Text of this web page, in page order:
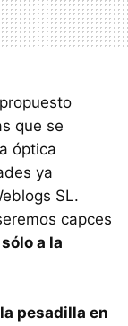
que se
óptica
ya
SL.
capces
a la
la pesadilla en